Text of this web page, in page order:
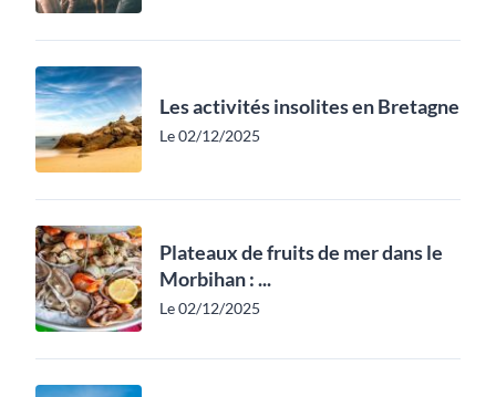
Les activités insolites en Bretagne
Le 02/12/2025
Plateaux de fruits de mer dans le
Morbihan : ...
Le 02/12/2025